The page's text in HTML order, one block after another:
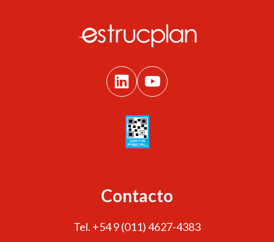
Contacto
Tel. +54 9 (011) 4627-4383